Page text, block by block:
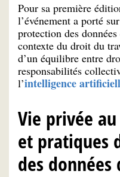
Pour sa première
l’événement a porté
protection des
contexte du droit du
d’un équilibre entre
responsabilités
l’intelligence
Vie privée
et pratiques
des données